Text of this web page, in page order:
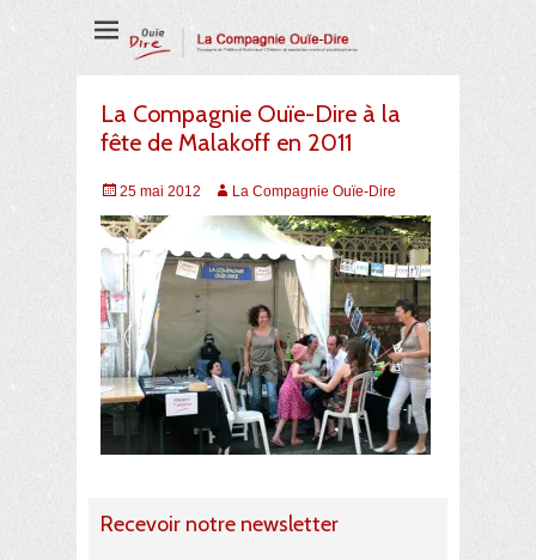
La Compagnie
Ouïe-Dire
Compagnie de Théâtre et Audiovisuel
La Compagnie Ouïe-Dire à la
fête de Malakoff en 2011
Posted
on
25 mai 2012 Auteur
La Compagnie Ouïe-Dire
Recevoir notre newsletter